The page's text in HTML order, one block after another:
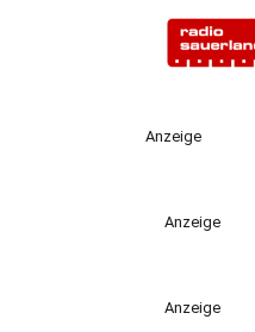
Anzeige
Anzeige
Anzeige